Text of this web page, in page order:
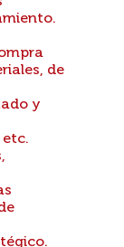
de
y
etc.